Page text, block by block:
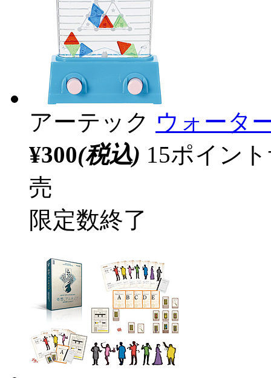
アーテック ウォータ
¥300(税込) 15ポイン
売
限定数終了